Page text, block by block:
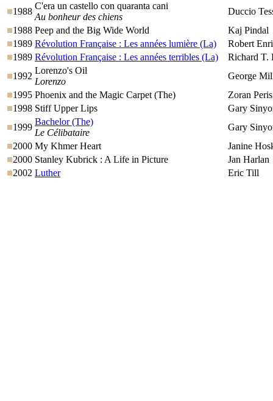
1988
C'era un castello con quaranta cani
Au bonheur des chiens
Duccio
1988 Peep and the Big Wide World
Kaj Pindal
1989 Révolution Française : Les années lumière (La)
Robert
1989 Révolution Française : Les années terribles (La)
Richard T.
1992
Lorenzo's Oil
Lorenzo
George
1995 Phoenix and the Magic Carpet (The)
Zoran
1998 Stiff Upper Lips
Gary
1999
Bachelor (The)
Le Célibataire
Gary
2000 My Khmer Heart
Janine
2000 Stanley Kubrick : A Life in Picture
Jan Harlan
2002 Luther Eric Till